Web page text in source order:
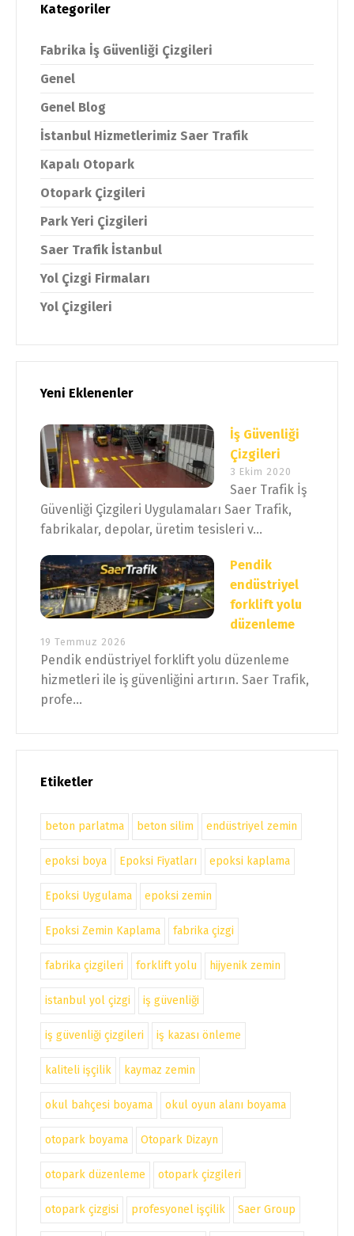
Kategoriler
Fabrika İş Güvenliği Çizgileri
Genel
Genel Blog
İstanbul Hizmetlerimiz Saer Trafik
Kapalı Otopark
Otopark Çizgileri
Park Yeri Çizgileri
Saer Trafik İstanbul
Yol Çizgi Firmaları
Yol Çizgileri
Yeni Eklenenler
İş Güvenliği
Çizgileri
3 Ekim 2020
Saer Trafik İş
Güvenliği Çizgileri Uygulamaları Saer Trafik,
fabrikalar, depolar, üretim tesisleri v...
Pendik
endüstriyel
forklift yolu
düzenleme
19 Temmuz 2026
Pendik endüstriyel forklift yolu düzenleme
hizmetleri ile iş güvenliğini artırın. Saer Trafik,
profe...
Etiketler
beton parlatma beton silim endüstriyel zemin
epoksi boya Epoksi Fiyatları epoksi kaplama
Epoksi Uygulama epoksi zemin
Epoksi Zemin Kaplama fabrika çizgi
fabrika çizgileri forklift yolu hijyenik zemin
istanbul yol çizgi iş güvenliği
iş güvenliği çizgileri iş kazası önleme
kaliteli işçilik kaymaz zemin
okul bahçesi boyama okul oyun alanı boyama
otopark boyama Otopark Dizayn
otopark düzenleme otopark çizgileri
otopark çizgisi profesyonel işçilik Saer Group